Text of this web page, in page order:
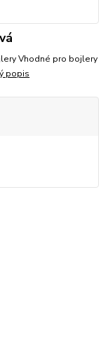
Vhodné pro bojlery
popis